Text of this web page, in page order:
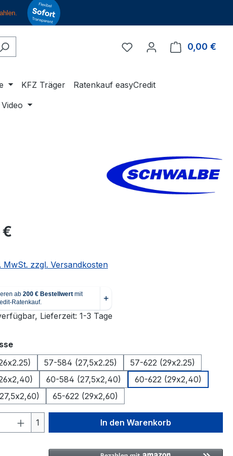
Du hast 0 Produkte auf
0,00 €
KFZ Träger
Ratenkauf easyCredit
Video
MwSt. zzgl. Versandkosten
Lieferzeit: 1-3 Tage
auswählen
57-584 (27,5x2.25)
57-622 (29x2.25)
60-584 (27,5x2,40)
60-622 (29x2,40)
65-622 (29x2,60)
Anzahl: Gib den gewünschten Wert
1 In den Warenkorb